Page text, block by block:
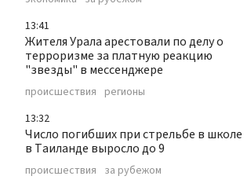
13:41
Жителя Урала арестовали по делу о
терроризме за платную реакцию
"звезды" в мессенджере
происшествия регионы
13:32
Число погибших при стрельбе в школе
в Таиланде выросло до 9
происшествия за рубежом